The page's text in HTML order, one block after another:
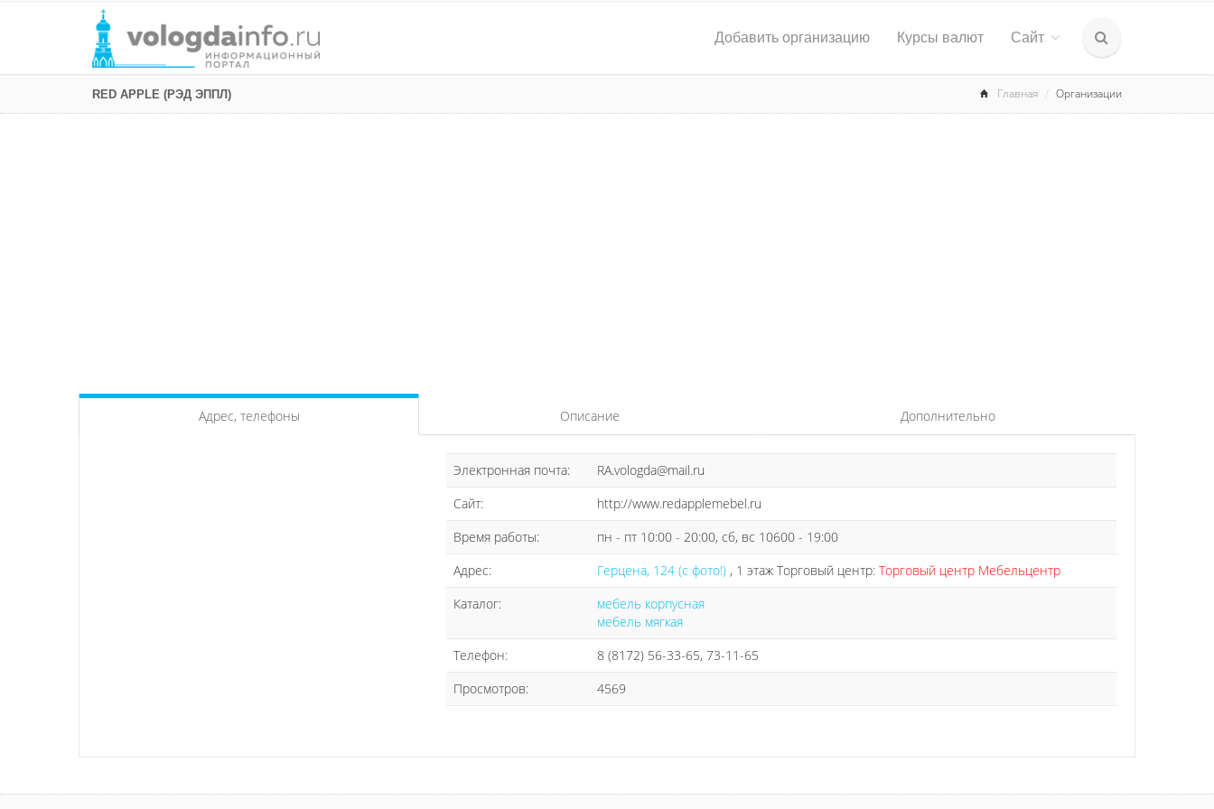
Добавить организацию Курсы валют Сайт
RED APPLE (РЭД ЭППЛ) Главная Организации
Адрес, телефоны Описание Дополнительно
Электронная почта:
RA.vologda@mail.ru
Сайт:
http://www.redapplemebel.ru
Время работы:
пн - пт 10:00 - 20:00, сб, вс 10600 - 19:00
Адрес:
Герцена, 124 (с фото!) , 1 этаж Торговый центр: Торговый центр Мебельцентр
Каталог:
мебель корпусная
мебель мягкая
Телефон:
8 (8172) 56-33-65, 73-11-65
Просмотров:
4569